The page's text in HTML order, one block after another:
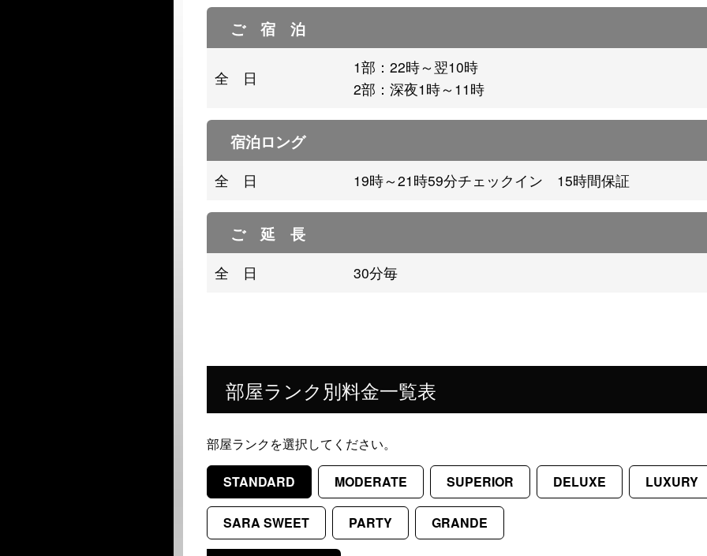
ご 宿 泊
全 日
1部：22時～翌10時
2部：深夜1時～11時
宿泊ロング
全 日 19時～21時59分チェックイン 15時間保証
ご 延 長
全 日 30分毎
部屋ランク別料金一覧表
部屋ランクを選択してください。
STANDARD MODERATE SUPERIOR DELUXE LUXURY
SARA SWEET PARTY GRANDE